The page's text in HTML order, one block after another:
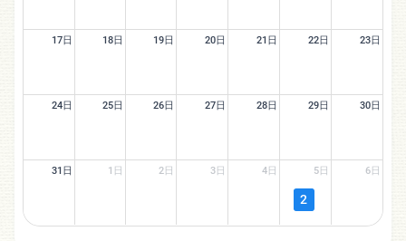
17日 18日 19日 20日 21日 22日 23日
24日 25日 26日 27日 28日 29日 30日
31日 1日 2日 3日 4日 5日
2
6日